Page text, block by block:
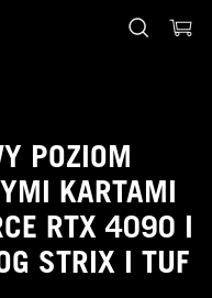
POZIOM
KARTAMI
RTX 4090 I
STRIX I TUF